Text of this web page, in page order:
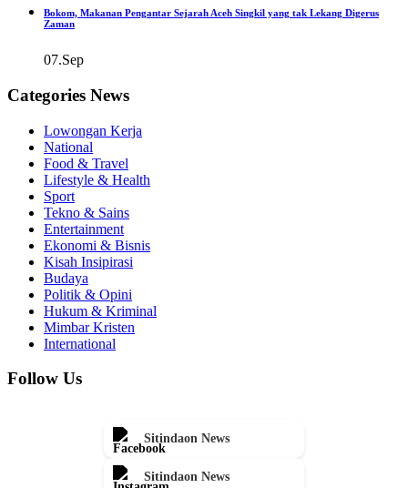
Bokom, Makanan Pengantar Sejarah Aceh Singkil yang tak Lekang Digerus
Zaman
07.Sep
Categories News
Lowongan Kerja
National
Food & Travel
Lifestyle & Health
Sport
Tekno & Sains
Entertainment
Ekonomi & Bisnis
Kisah Insipirasi
Budaya
Politik & Opini
Hukum & Kriminal
Mimbar Kristen
International
Follow Us
Sitindaon News
Sitindaon News